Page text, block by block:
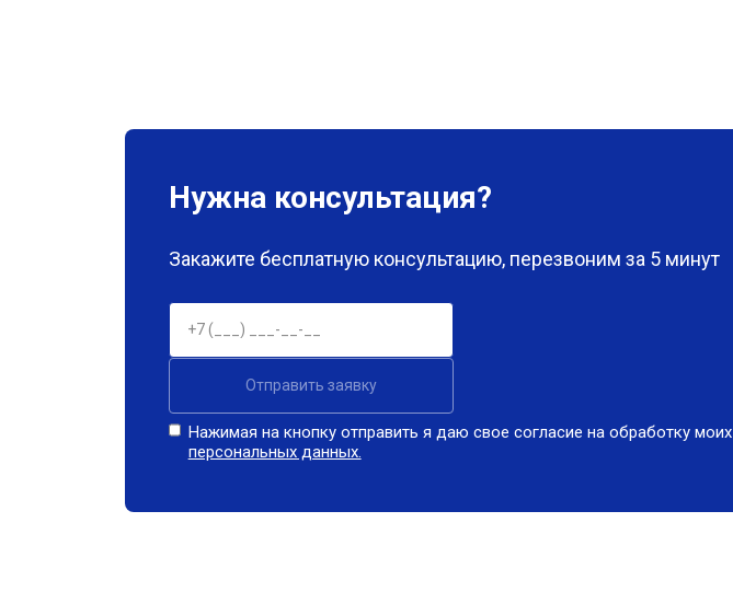
Нужна консультация?
Закажите бесплатную консультацию, перезвоним за 5 минут
Отправить заявку
Нажимая на кнопку отправить я даю свое согласие на обработку моих
персональных данных.